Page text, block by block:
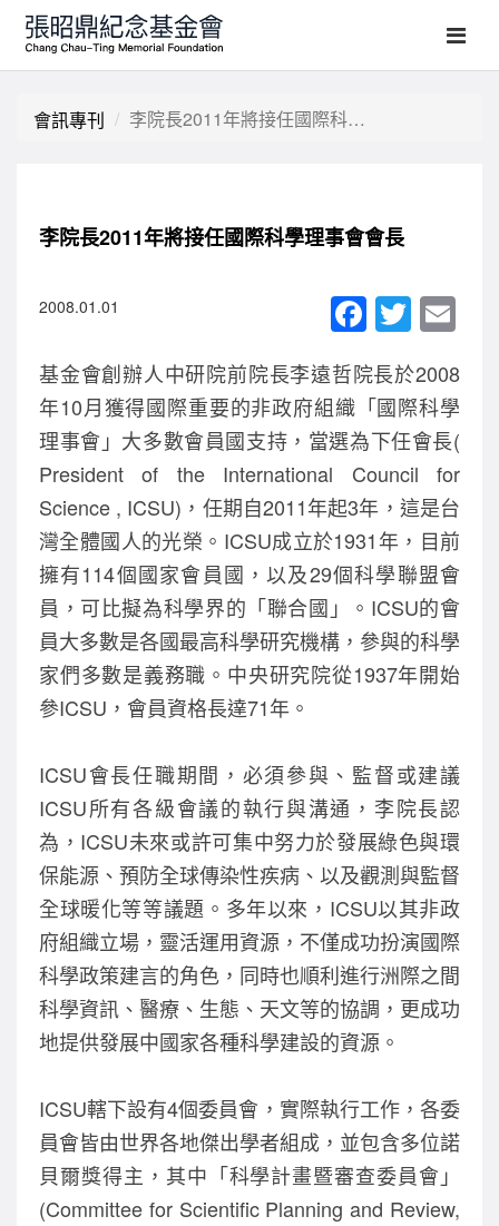
會訊專刊 李院長2011年將接任國際科學理事會會長
李院長2011年將接任國際科學理事會會長
2008.01.01 F
a
c
e
b
o
o
k
T
tt
er
ail
基金會創辦人中研院前院長李遠哲院長於2008
年10月獲得國際重要的非政府組織「國際科學
理事會」大多數會員國支持，當選為下任會長(
President of the International Council for
Science , ICSU)，任期自2011年起3年，這是台
灣全體國人的光榮。ICSU成立於1931年，目前
擁有114個國家會員國，以及29個科學聯盟會
員，可比擬為科學界的「聯合國」。ICSU的會
員大多數是各國最高科學研究機構，參與的科學
家們多數是義務職。中央研究院從1937年開始
參ICSU，會員資格長達71年。
ICSU會長任職期間，必須參與、監督或建議
ICSU所有各級會議的執行與溝通，李院長認
為，ICSU未來或許可集中努力於發展綠色與環
保能源、預防全球傳染性疾病、以及觀測與監督
全球暖化等等議題。多年以來，ICSU以其非政
府組織立場，靈活運用資源，不僅成功扮演國際
科學政策建言的角色，同時也順利進行洲際之間
科學資訊、醫療、生態、天文等的協調，更成功
地提供發展中國家各種科學建設的資源。
ICSU轄下設有4個委員會，實際執行工作，各委
員會皆由世界各地傑出學者組成，並包含多位諾
貝爾獎得主，其中「科學計畫暨審查委員會」
(Committee for Scientific Planning and Review,